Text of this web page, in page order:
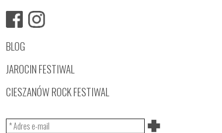
BLOG
JAROCIN FESTIWAL
CIESZANÓW ROCK FESTIWAL